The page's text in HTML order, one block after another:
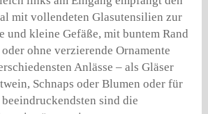
mit vollendeten Glasutensilien zur
und kleine Gefäße, mit buntem Rand
ohne verzierende Ornamente
Anlässe – als Gläser
Schnaps oder Blumen oder für
sind die